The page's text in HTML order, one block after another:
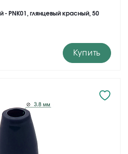
- PNK01, глянцевый красный, 50
Купить